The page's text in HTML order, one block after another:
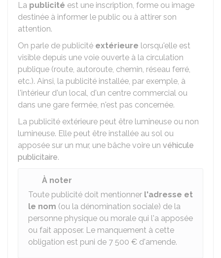
La publicité est une inscription, forme ou image
destinée à informer le public ou à attirer son
attention.
On parle de publicité extérieure lorsqu'elle est
visible depuis une voie ouverte à la circulation
publique (route, autoroute, chemin, réseau ferré,
etc.). Ainsi, la publicité installée, par exemple, à
l'intérieur d'un local, d'un centre commercial ou
dans une gare fermée, n'est pas concernée.
La publicité extérieure peut être lumineuse ou non
lumineuse. Elle peut être installée au sol ou
apposée sur un mur, une bâche voire un véhicule
publicitaire.
À noter
Toute publicité doit mentionner l'adresse et
le nom (ou la dénomination sociale) de la
personne physique ou morale qui l'a apposée
ou fait apposer. Le manquement à cette
obligation est puni de 7 500 € d'amende.